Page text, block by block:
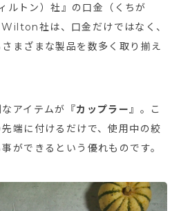
トン）社』の口金（くちが
社は、口金だけではなく、
まざまな製品を数多く取り揃え
アイテムが『カップラー』。こ
端に付けるだけで、使用中の絞
ができるという優れものです。